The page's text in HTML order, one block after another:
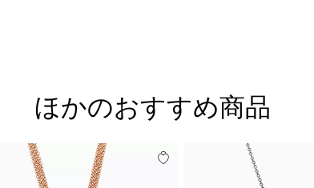
ほかのおすすめ商品